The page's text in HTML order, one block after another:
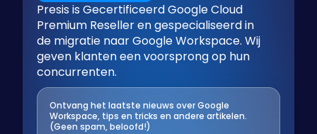
Presis is Gecertificeerd Google Cloud
Premium Reseller en gespecialiseerd in
de migratie naar Google Workspace. Wij
geven klanten een voorsprong op hun
concurrenten.
Ontvang het laatste nieuws over Google
Workspace, tips en tricks en andere artikelen.
(Geen spam, beloofd!)